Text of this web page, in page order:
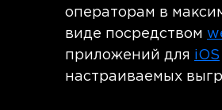
операторам в
виде посредством
приложений для iOS
настраиваемых